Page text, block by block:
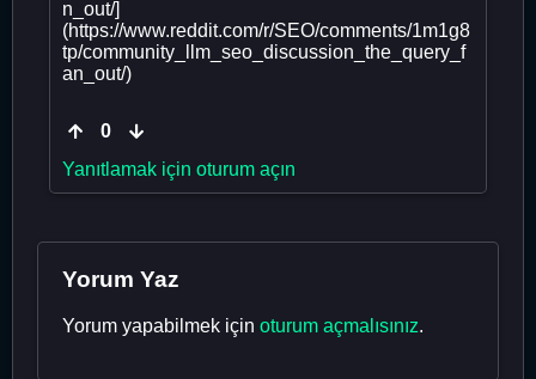
n_out/]
(https://www.reddit.com/r/SEO/comments/1m1g8
tp/community_llm_seo_discussion_the_query_f
an_out/)
0
Yanıtlamak için oturum açın
Yorum Yaz
Yorum yapabilmek için oturum açmalısınız.